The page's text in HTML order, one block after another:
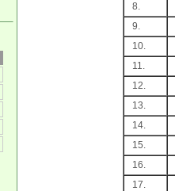
8.
9.
10.
11.
12.
13.
14.
15.
16.
17.